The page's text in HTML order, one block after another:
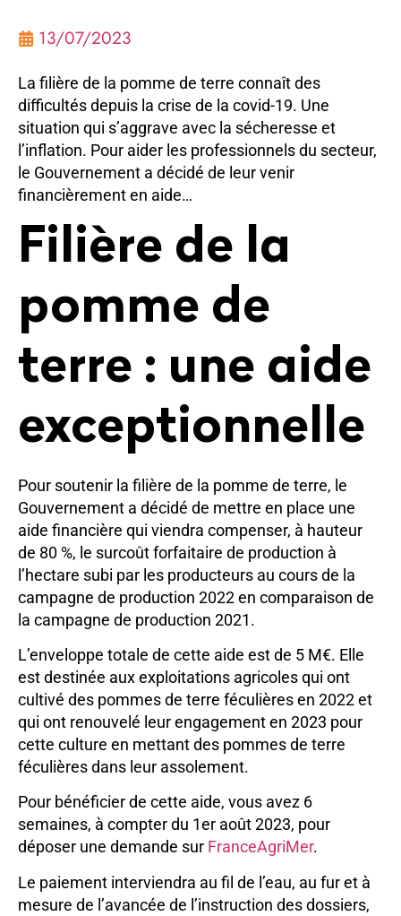
13/07/2023
La filière de la pomme de terre connaît des
difficultés depuis la crise de la covid-19. Une
situation qui s’aggrave avec la sécheresse et
l’inflation. Pour aider les professionnels du secteur,
le Gouvernement a décidé de leur venir
financièrement en aide…
Filière de la
pomme de
terre : une aide
exceptionnelle
Pour soutenir la filière de la pomme de terre, le
Gouvernement a décidé de mettre en place une
aide financière qui viendra compenser, à hauteur
de 80 %, le surcoût forfaitaire de production à
l’hectare subi par les producteurs au cours de la
campagne de production 2022 en comparaison de
la campagne de production 2021.
L’enveloppe totale de cette aide est de 5 M€. Elle
est destinée aux exploitations agricoles qui ont
cultivé des pommes de terre féculières en 2022 et
qui ont renouvelé leur engagement en 2023 pour
cette culture en mettant des pommes de terre
féculières dans leur assolement.
Pour bénéficier de cette aide, vous avez 6
semaines, à compter du 1er août 2023, pour
déposer une demande sur FranceAgriMer.
Le paiement interviendra au fil de l’eau, au fur et à
mesure de l’avancée de l’instruction des dossiers,